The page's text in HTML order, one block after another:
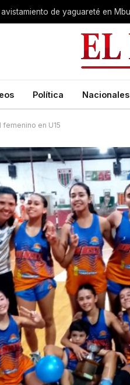
de yaguareté en
Política Nacionales
en U15